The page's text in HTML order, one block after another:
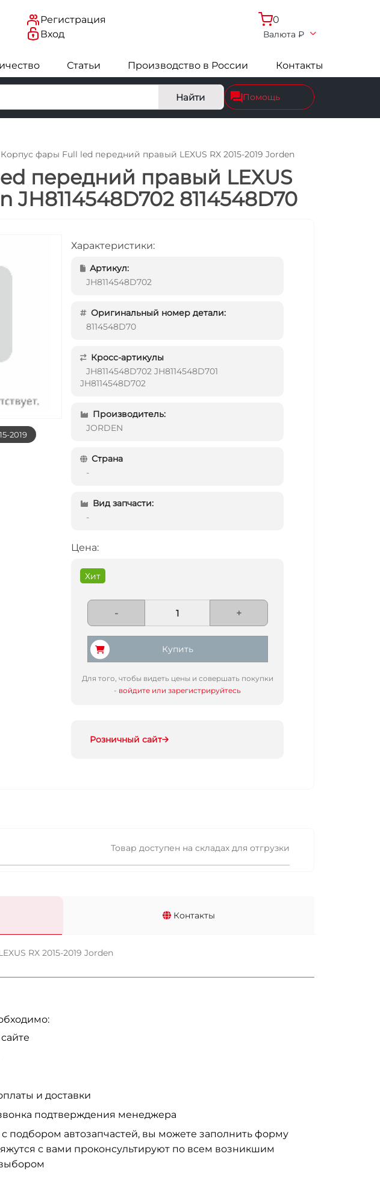
Регистрация
Вход
0
Валюта ₽
Статьи Производство в России Контакты
Найти Помощь
Корпус фары Full led передний правый LEXUS RX 2015-2019 Jorden
передний правый LEXUS
JH8114548D702 8114548D70
2019
Характеристики:
Артикул:
JH8114548D702
Оригинальный номер детали:
8114548D70
Кросс-артикулы
JH8114548D702 JH8114548D701
JH8114548D702
Производитель:
JORDEN
Страна
-
Вид запчасти:
-
Цена:
Хит
- +
Купить
Для того, чтобы видеть цены и совершать покупки
- войдите или зарегистрируйтесь
Розничный сайт
Товар доступен на складах для отгрузки
Контакты
RX 2015-2019 Jorden
и доставки
подтверждения менеджера
подбором автозапчастей, вы можете заполнить форму
с вами проконсультируют по всем возникшим